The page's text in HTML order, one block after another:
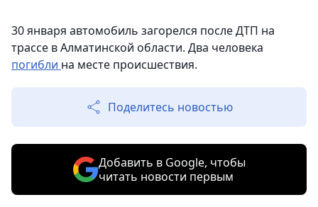
30 января автомобиль загорелся после ДТП на
трассе в Алматинской области. Два человека
погибли на месте происшествия.
Поделитесь новостью
Добавить в Google, чтобы
читать новости первым